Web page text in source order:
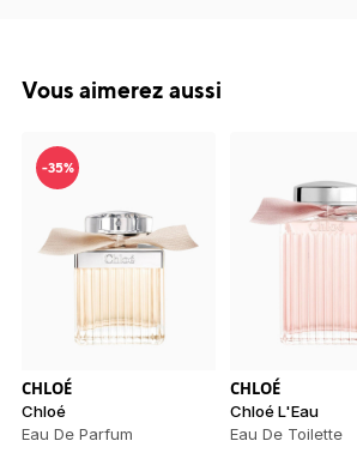
Vous aimerez aussi
-35%
CHLOÉ
Chloé
Eau De Parfum
CHLOÉ
Chloé L'Eau
Eau De Toilette